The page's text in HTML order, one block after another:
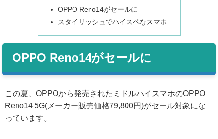
OPPO Reno14がセールに
スタイリッシュでハイスペなスマホ
OPPO Reno14がセールに
この夏、OPPOから発売されたミドルハイスマホのOPPO
Reno14 5G(メーカー販売価格79,800円)がセール対象にな
っています。